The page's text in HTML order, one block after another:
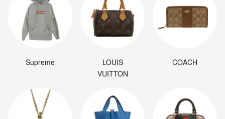
Supreme
LOUIS
VUITTON
COACH